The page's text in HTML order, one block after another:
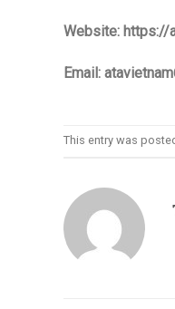
Website: https://
Email:
This entry was